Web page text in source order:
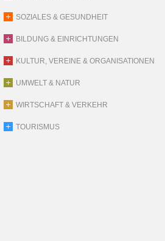
SOZIALES & GESUNDHEIT
BILDUNG & EINRICHTUNGEN
KULTUR, VEREINE & ORGANISATIONEN
UMWELT & NATUR
WIRTSCHAFT & VERKEHR
TOURISMUS